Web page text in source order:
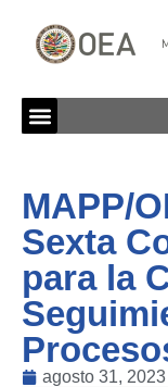
MAPP/
Sexta
para la
agosto 31, 2023